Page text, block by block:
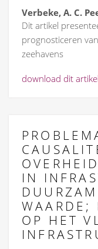
Verbeke, A. C.
Dit artikel
prognosticeren
zeehavens
download dit artikel
IN
WAARDE;
OP HET